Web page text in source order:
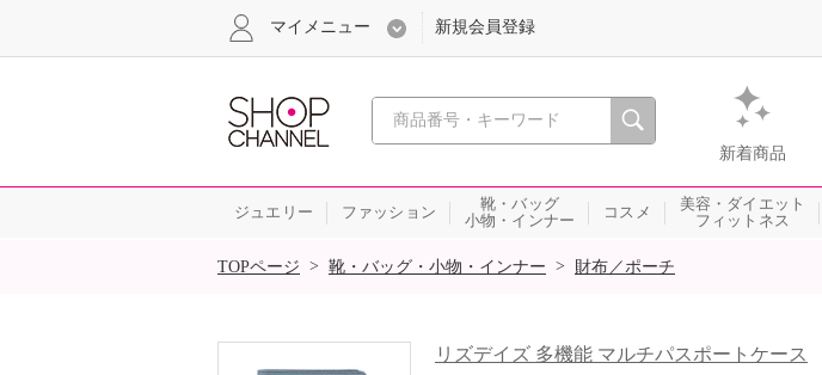
心おどる、瞬間を。通販・テレビショッピングのショップチャンネル
新着商品
マイメニュー 新規会員登録
ジュエリー ファッション
靴・バッグ
小物・インナー
コスメ
美容・ダイエット
フィットネス
SALE
TOPページ > 靴・バッグ・小物・インナー > 財布／ポーチ
リズデイズ 多機能 マルチパスポートケース